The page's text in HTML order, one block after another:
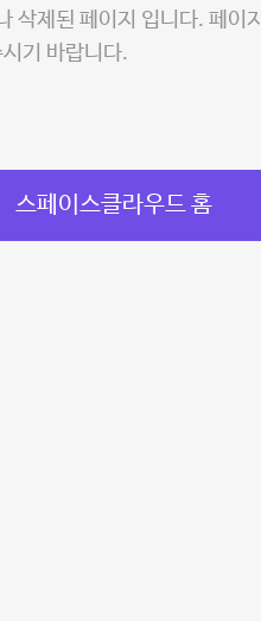
삭제된 페이지 입니다. 페이지
기 바랍니다.
스페이스클라우드 홈